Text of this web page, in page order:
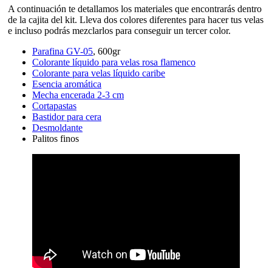
A continuación te detallamos los materiales que encontrarás dentro
de la cajita del kit. Lleva dos colores diferentes para hacer tus velas
e incluso podrás mezclarlos para conseguir un tercer color.
Parafina GV-05, 600gr
Colorante líquido para velas rosa flamenco
Colorante para velas líquido caribe
Esencia aromática
Mecha encerada 2-3 cm
Cortapastas
Bastidor para cera
Desmoldante
Palitos finos